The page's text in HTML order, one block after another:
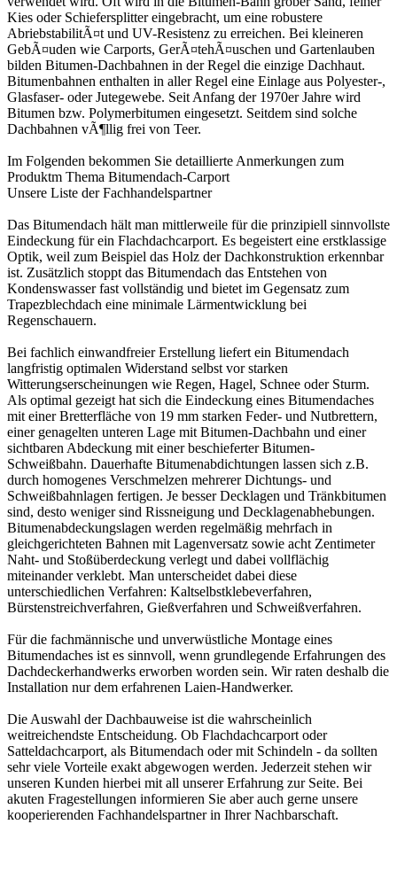
Kies oder Schiefersplitter eingebracht, um eine robustere
AbriebstabilitÃ¤t und UV-Resistenz zu erreichen. Bei kleineren
GebÃ¤uden wie Carports, GerÃ¤tehÃ¤uschen und Gartenlauben
bilden Bitumen-Dachbahnen in der Regel die einzige Dachhaut.
Bitumenbahnen enthalten in aller Regel eine Einlage aus Polyester-,
Glasfaser- oder Jutegewebe. Seit Anfang der 1970er Jahre wird
Bitumen bzw. Polymerbitumen eingesetzt. Seitdem sind solche
Dachbahnen vÃ¶llig frei von Teer.
Im Folgenden bekommen Sie detaillierte Anmerkungen zum
Produktm Thema Bitumendach-Carport
Unsere Liste derFachhandelspartner
Das Bitumendach hält man mittlerweile für die prinzipiell sinnvollste
Eindeckung für ein Flachdachcarport. Es begeistert eine erstklassige
Optik, weil zum Beispiel das Holz der Dachkonstruktion erkennbar
ist. Zusätzlich stoppt das Bitumendach das Entstehen von
Kondenswasser fast vollständig und bietet im Gegensatz zum
Trapezblechdach eine minimale Lärmentwicklung bei
Regenschauern.
Bei fachlich einwandfreier Erstellung liefert ein Bitumendach
langfristig optimalen Widerstand selbst vor starken
Witterungserscheinungen wie Regen, Hagel, Schnee oder Sturm.
Als optimal gezeigt hat sich die Eindeckung eines Bitumendaches
mit einer Bretterfläche von 19 mm starken Feder- und Nutbrettern,
einer genagelten unteren Lage mit Bitumen-Dachbahn und einer
sichtbaren Abdeckung mit einer beschieferter Bitumen-
Schweißbahn. Dauerhafte Bitumenabdichtungen lassen sich z.B.
durch homogenes Verschmelzen mehrerer Dichtungs- und
Schweißbahnlagen fertigen. Je besser Decklagen und Tränkbitumen
sind, desto weniger sind Rissneigung und Decklagenabhebungen.
Bitumenabdeckungslagen werden regelmäßig mehrfach in
gleichgerichteten Bahnen mit Lagenversatz sowie acht Zentimeter
Naht- und Stoßüberdeckung verlegt und dabei vollflächig
miteinander verklebt. Man unterscheidet dabei diese
unterschiedlichen Verfahren: Kaltselbstklebeverfahren,
Bürstenstreichverfahren, Gießverfahren und Schweißverfahren.
Für die fachmännische und unverwüstliche Montage eines
Bitumendaches ist es sinnvoll, wenn grundlegende Erfahrungen des
Dachdeckerhandwerks erworben worden sein. Wir raten deshalb die
Installation nur dem erfahrenen Laien-Handwerker.
Die Auswahl der Dachbauweise ist die wahrscheinlich
weitreichendste Entscheidung. Ob Flachdachcarport oder
Satteldachcarport, als Bitumendach oder mit Schindeln - da sollten
sehr viele Vorteile exakt abgewogen werden. Jederzeit stehen wir
unseren Kunden hierbei mit all unserer Erfahrung zur Seite. Bei
akuten Fragestellungen informieren Sie aber auch gerne unsere
kooperierenden Fachhandelspartner in Ihrer Nachbarschaft.